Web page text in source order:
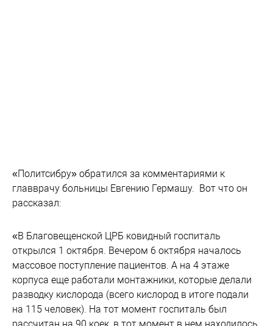
«Политсибру» обратился за комментариями к
главврачу больницы Евгению Гермашу. Вот что он
рассказал:
«В Благовещенской ЦРБ ковидный госпиталь
открылся 1 октября. Вечером 6 октября началось
массовое поступление пациентов. А на 4 этаже
корпуса еще работали монтажники, которые делали
разводку кислорода (всего кислород в итоге подали
на 115 человек). На тот момент госпиталь был